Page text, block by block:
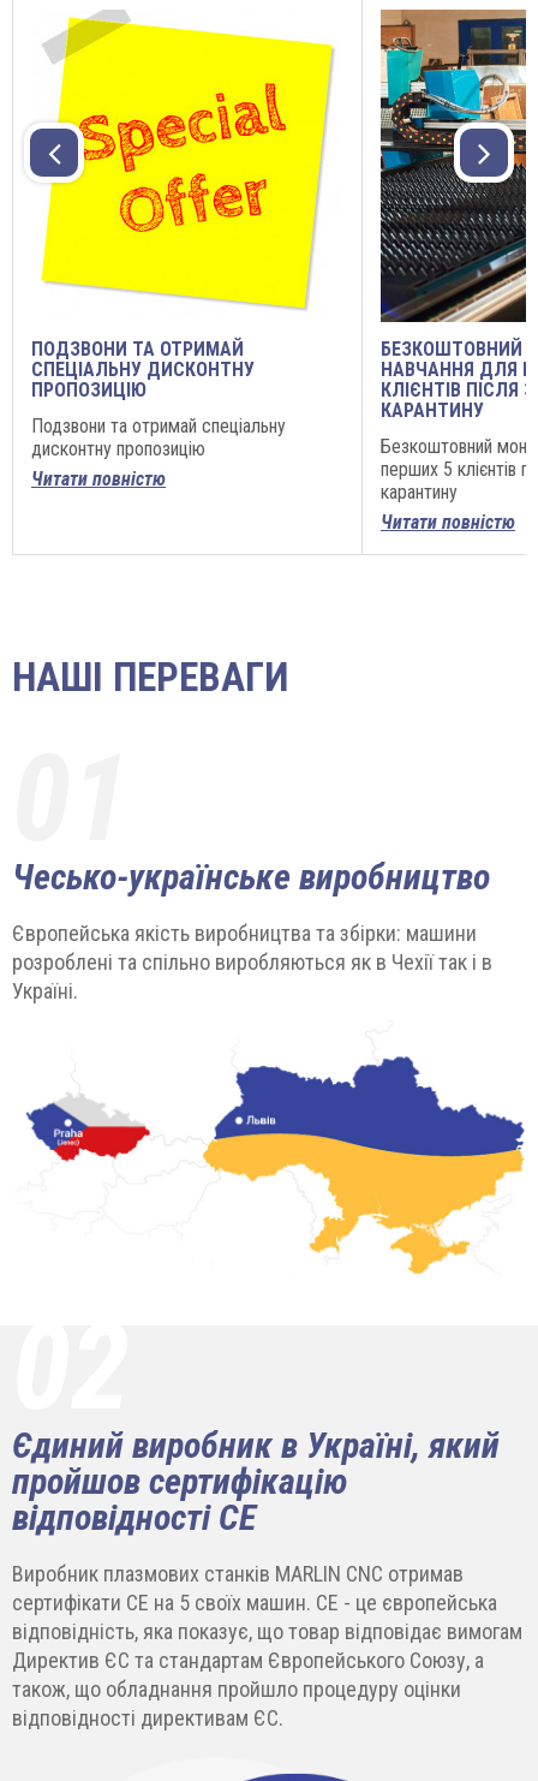
ПОДЗВОНИ ТА ОТРИМАЙ
СПЕЦІАЛЬНУ ДИСКОНТНУ
ПРОПОЗИЦІЮ
Подзвони та отримай спеціальну
дисконтну пропозицію
Читати повністю
БЕЗКОШТОВНИЙ
НАВЧАННЯ ДЛЯ
КЛІЄНТІВ ПІСЛЯ
КАРАНТИНУ
Безкоштовний
перших 5 клієнтів
карантину
Читати повністю
НАШІ ПЕРЕВАГИ
Чесько-українське виробництво
Європейська якість виробництва та збірки: машини
розроблені та спільно виробляються як в Чехії так і в
Україні.
Єдиний виробник в Україні, який
пройшов сертифікацію
відповідності СЕ
Виробник плазмових станків MARLIN CNC отримав
сертифікати СЕ на 5 своїх машин. СЕ - це європейська
відповідність, яка показує, що товар відповідає вимогам
Директив ЄС та стандартам Європейського Союзу, а
також, що обладнання пройшло процедуру оцінки
відповідності директивам ЄС.